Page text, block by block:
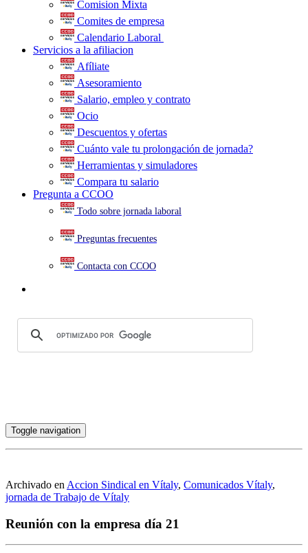
Comision Mixta
Comites de empresa
Calendario Laboral
Servicios a la afiliacion
Afíliate
Asesoramiento
Salario, empleo y contrato
Ocio
Descuentos y ofertas
Cuánto vale tu prolongación de jornada?
Herramientas y simuladores
Compara tu salario
Pregunta a CCOO
Todo sobre jornada laboral
Preguntas frecuentes
Contacta con CCOO
Toggle navigation
Archivado en Accion Sindical en Vítaly, Comunicados Vítaly,
jornada de Trabajo de Vítaly
Reunión con la empresa día 21